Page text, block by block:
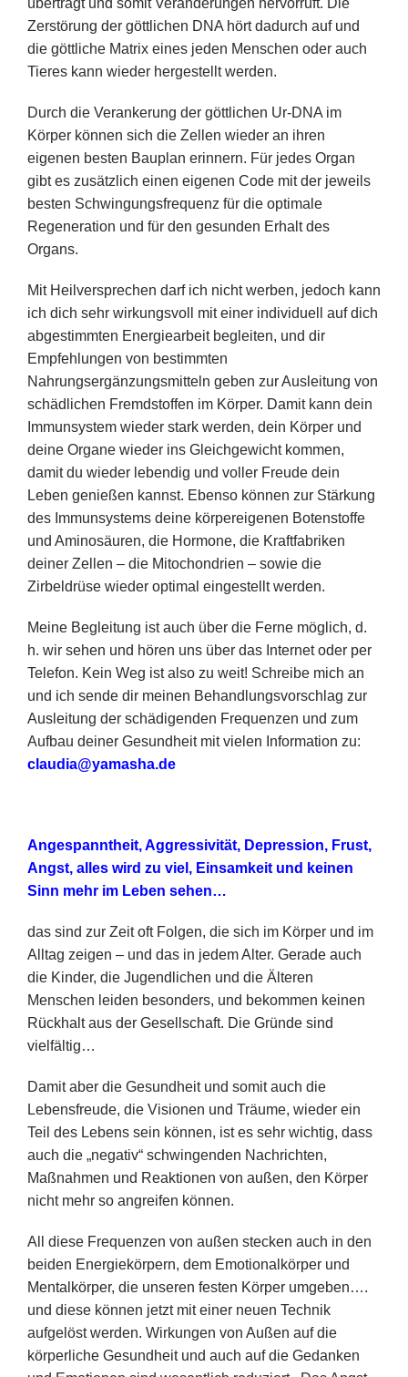
Zerstörung der göttlichen DNA hört dadurch auf und
die göttliche Matrix eines jeden Menschen oder auch
Tieres kann wieder hergestellt werden.
Durch die Verankerung der göttlichen Ur-DNA im
Körper können sich die Zellen wieder an ihren
eigenen besten Bauplan erinnern. Für jedes Organ
gibt es zusätzlich einen eigenen Code mit der jeweils
besten Schwingungsfrequenz für die optimale
Regeneration und für den gesunden Erhalt des
Organs.
Mit Heilversprechen darf ich nicht werben, jedoch kann
ich dich sehr wirkungsvoll mit einer individuell auf dich
abgestimmten Energiearbeit begleiten, und dir
Empfehlungen von bestimmten
Nahrungsergänzungsmitteln geben zur Ausleitung von
schädlichen Fremdstoffen im Körper. Damit kann dein
Immunsystem wieder stark werden, dein Körper und
deine Organe wieder ins Gleichgewicht kommen,
damit du wieder lebendig und voller Freude dein
Leben genießen kannst. Ebenso können zur Stärkung
des Immunsystems deine körpereigenen Botenstoffe
und Aminosäuren, die Hormone, die Kraftfabriken
deiner Zellen – die Mitochondrien – sowie die
Zirbeldrüse wieder optimal eingestellt werden.
Meine Begleitung ist auch über die Ferne möglich, d.
h. wir sehen und hören uns über das Internet oder per
Telefon. Kein Weg ist also zu weit! Schreibe mich an
und ich sende dir meinen Behandlungsvorschlag zur
Ausleitung der schädigenden Frequenzen und zum
Aufbau deiner Gesundheit mit vielen Information zu:
claudia@yamasha.de
Angespanntheit, Aggressivität, Depression, Frust,
Angst, alles wird zu viel, Einsamkeit und keinen
Sinn mehr im Leben sehen…
das sind zur Zeit oft Folgen, die sich im Körper und im
Alltag zeigen – und das in jedem Alter. Gerade auch
die Kinder, die Jugendlichen und die Älteren
Menschen leiden besonders, und bekommen keinen
Rückhalt aus der Gesellschaft. Die Gründe sind
vielfältig…
Damit aber die Gesundheit und somit auch die
Lebensfreude, die Visionen und Träume, wieder ein
Teil des Lebens sein können, ist es sehr wichtig, dass
auch die „negativ“ schwingenden Nachrichten,
Maßnahmen und Reaktionen von außen, den Körper
nicht mehr so angreifen können.
All diese Frequenzen von außen stecken auch in den
beiden Energiekörpern, dem Emotionalkörper und
Mentalkörper, die unseren festen Körper umgeben….
und diese können jetzt mit einer neuen Technik
aufgelöst werden. Wirkungen von Außen auf die
körperliche Gesundheit und auch auf die Gedanken